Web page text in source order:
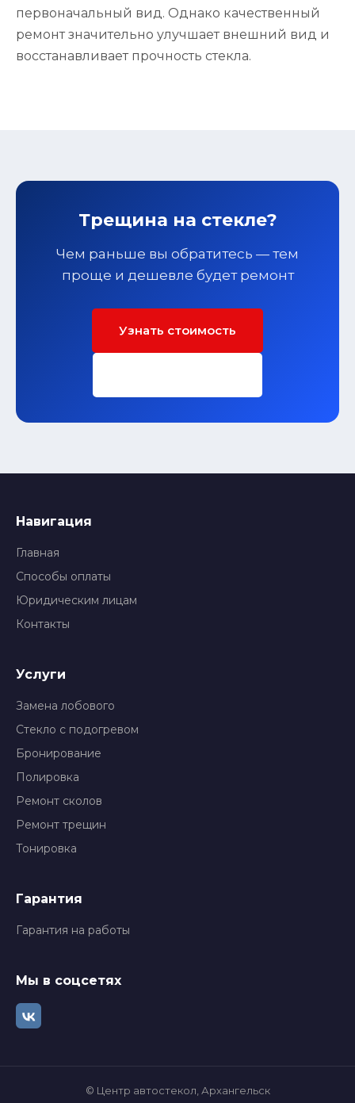
первоначальный вид. Однако качественный
ремонт значительно улучшает внешний вид и
восстанавливает прочность стекла.
Трещина на стекле?
Чем раньше вы обратитесь — тем
проще и дешевле будет ремонт
Узнать стоимость
Навигация
Главная
Способы оплаты
Юридическим лицам
Контакты
Услуги
Замена лобового
Стекло с подогревом
Бронирование
Полировка
Ремонт сколов
Ремонт трещин
Тонировка
Гарантия
Гарантия на работы
Мы в соцсетях
© Центр автостекол, Архангельск